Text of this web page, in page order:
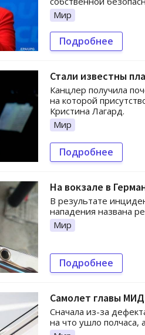
Мир
Подробнее
Стали известны
Канцлер получила
на которой
Кристина Лагард.
Мир
Подробнее
На вокзале в
В результате
нападения названа
Мир
Подробнее
Самолет главы
Сначала из-за
на что ушло полчаса,